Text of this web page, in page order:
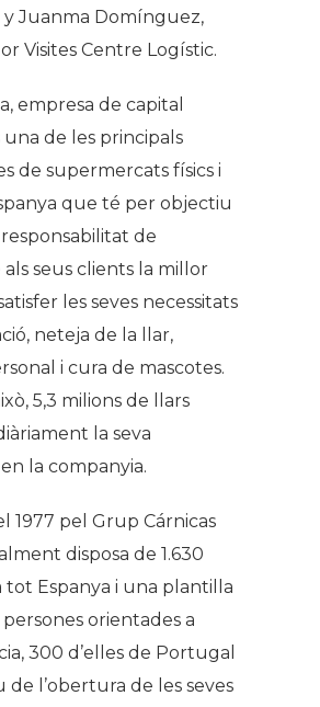
y Juanma Domínguez,
Visites Centre Logístic.
empresa de capital
una de les principals
de supermercats físics i
que té per objectiu
de
seus clients la millor
les seves necessitats
neteja de la llar,
i cura de mascotes.
5,3 milions de llars
la seva
la companyia.
1977 pel Grup Cárnicas
disposa de 1.630
tot Espanya i una plantilla
orientades a
300 d’elles de Portugal
de l’obertura de les seves